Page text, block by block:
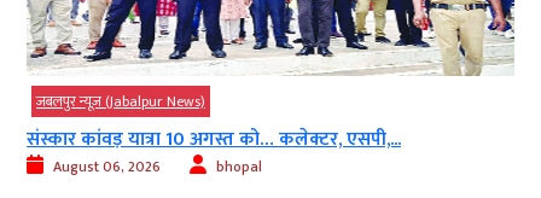
जबलपुर न्यूज़ (Jabalpur News)
संस्कार कांवड़ यात्रा 10 अगस्त को… कलेक्टर, एसपी,...
August 06, 2026 bhopal